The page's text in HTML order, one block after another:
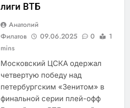
лиги ВТБ
Анатолий
Филатов
09.06.2025 0
1
mins
Московский ЦСКА одержал
четвертую победу над
петербургским «Зенитом» в
финальной серии плей-офф